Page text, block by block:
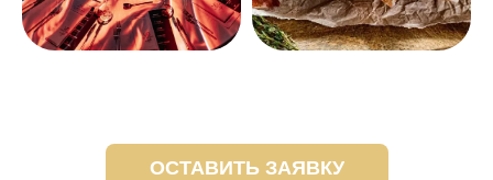
ОСТАВИТЬ ЗАЯВКУ